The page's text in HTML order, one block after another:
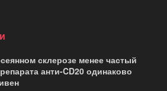
склерозе менее частый
анти-CD20 одинаково